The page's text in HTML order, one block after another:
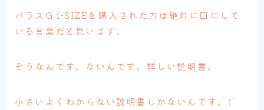
パラスG i-SIZEを購入された方は絶対に口にして
いる言葉だと思います。
そうなんです。ないんです。詳しい説明書。
小さいよくわからない説明書しかないんです｡ﾟ(ﾟ